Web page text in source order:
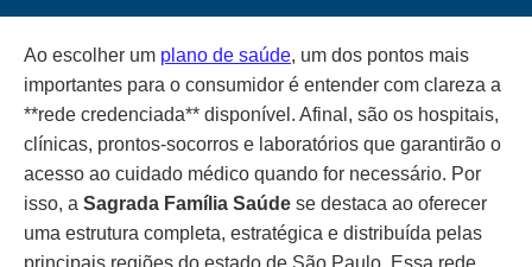
Ao escolher um plano de saúde, um dos pontos mais
importantes para o consumidor é entender com clareza a
**rede credenciada** disponível. Afinal, são os hospitais,
clínicas, prontos-socorros e laboratórios que garantirão o
acesso ao cuidado médico quando for necessário. Por
isso, a Sagrada Família Saúde se destaca ao oferecer
uma estrutura completa, estratégica e distribuída pelas
principais regiões do estado de São Paulo. Essa rede